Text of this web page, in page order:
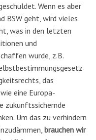
Wenn es aber
BSW geht, wird vieles
was in den letzten
und
wurde, z.B.
das
eine Europa-
zukunftssichernde
Um das zu verhindern
brauchen wir